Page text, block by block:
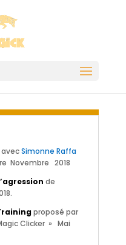
Simonne Raffa
Novembre 2018
de
proposé par
Clicker » Mai